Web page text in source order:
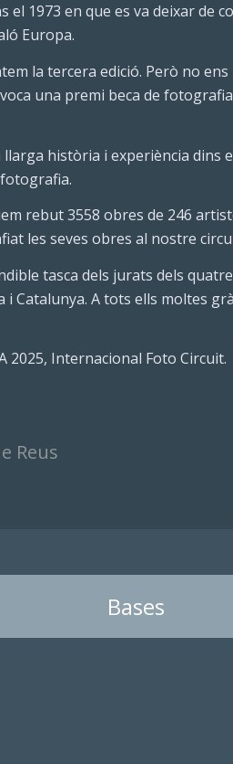
1973 en que es va deixar de
Europa.
la tercera edició. Però no
una premi beca de
història i experiència dins
rebut 3558 obres de 246
les seves obres al nostre
tasca dels jurats dels
i Catalunya. A tots ells moltes
2025, Internacional Foto Circuit.
Reus
Bases